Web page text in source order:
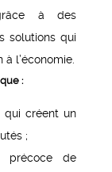
à des
solutions qui
l’économie.
:
qui créent un
;
de